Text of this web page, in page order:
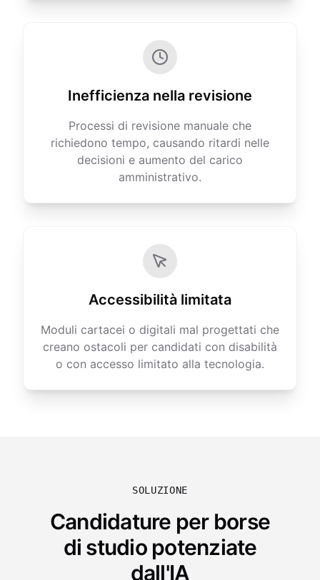
Inefficienza nella revisione
Processi di revisione manuale che
richiedono tempo, causando ritardi nelle
decisioni e aumento del carico
amministrativo.
Accessibilità limitata
Moduli cartacei o digitali mal progettati che
creano ostacoli per candidati con disabilità
o con accesso limitato alla tecnologia.
SOLUZIONE
Candidature per borse
di studio potenziate
dall'IA